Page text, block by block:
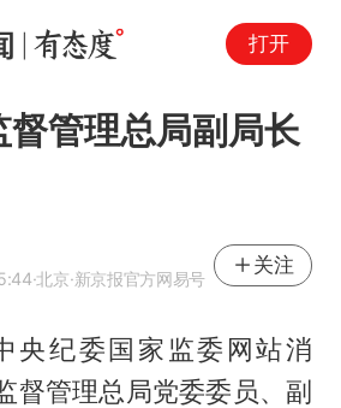
打开
督管理总局副局长
·北京·新京报官方网易号
关注
央纪委国家监委网站消
督管理总局党委委员、副